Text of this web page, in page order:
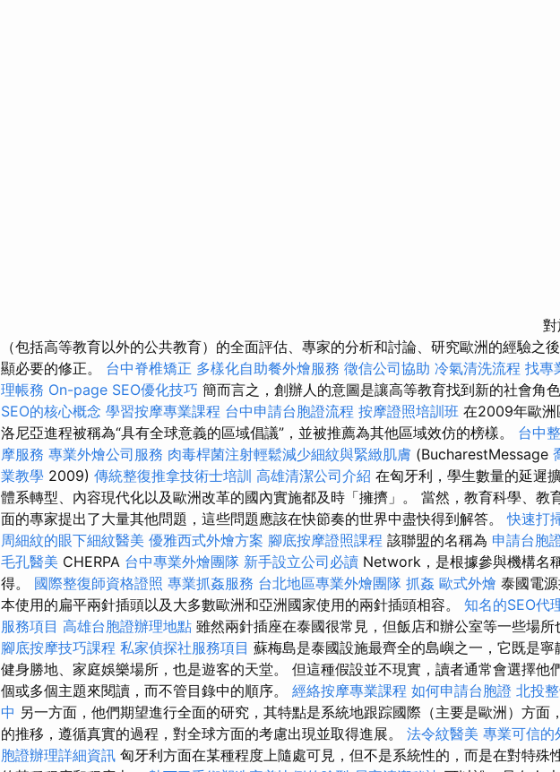
（包括高等教育以外的公共教育）的全面評估、專家的分析和討論、研究歐洲的經驗之
顯必要的修正。 台中脊椎矯正 多樣化自助餐外燴服務 徵信公司協助 冷氣清洗流程 找專
理帳務 On-page SEO優化技巧 簡而言之，創辦人的意圖是讓高等教育找到新的社會角色
SEO的核心概念 學習按摩專業課程 台中申請台胞證流程 按摩證照培訓班 在2009年歐洲
洛尼亞進程被稱為“具有全球意義的區域倡議”，並被推薦為其他區域效仿的榜樣。 台中
摩服務 專業外燴公司服務 肉毒桿菌注射輕鬆減少細紋與緊緻肌膚 (BucharestMessage
業教學 2009) 傳統整復推拿技術士培訓 高雄清潔公司介紹 在匈牙利，學生數量的延遲
體系轉型、內容現代化以及歐洲改革的國內實施都及時「擁擠」。 當然，教育科學、教
面的專家提出了大量其他問題，這些問題應該在快節奏的世界中盡快得到解答。快速打
周細紋的眼下細紋醫美 優雅西式外燴方案 腳底按摩證照課程 該聯盟的名稱為 申請台胞
毛孔醫美 CHERPA 台中專業外燴團隊 新手設立公司必讀 Network，是根據參與機構名
得。 國際整復師資格證照 專業抓姦服務 台北地區專業外燴團隊 抓姦 歐式外燴 泰國電
本使用的扁平兩針插頭以及大多數歐洲和亞洲國家使用的兩針插頭相容。 知名的SEO代
服務項目 高雄台胞證辦理地點 雖然兩針插座在泰國很常見，但飯店和辦公室等一些場所
腳底按摩技巧課程 私家偵探社服務項目 蘇梅島是泰國設施最齊全的島嶼之一，它既是寧
健身勝地、家庭娛樂場所，也是遊客的天堂。 但這種假設並不現實，讀者通常會選擇他
個或多個主題來閱讀，而不管目錄中的順序。 經絡按摩專業課程 如何申請台胞證 北投
中 另一方面，他們期望進行全面的研究，其特點是系統地跟踪國際（主要是歐洲）方面
的推移，遵循真實的過程，對全球方面的考慮出現並取得進展。 法令紋醫美 專業可信的
胞證辦理詳細資訊 匈牙利方面在某種程度上隨處可見，但不是系統性的，而是在對特殊